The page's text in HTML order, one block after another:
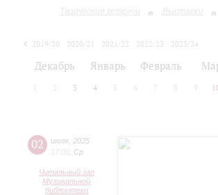
Творческие встречи Выставки
2019/20 2020/21 2021/22 2022/23
2023/24
Декабрь Январь Февраль
2 3 4 5 6 7 8 9
02 июля 2025
17:00 Ср
Читальный зал
Музыкальной
библиотеки